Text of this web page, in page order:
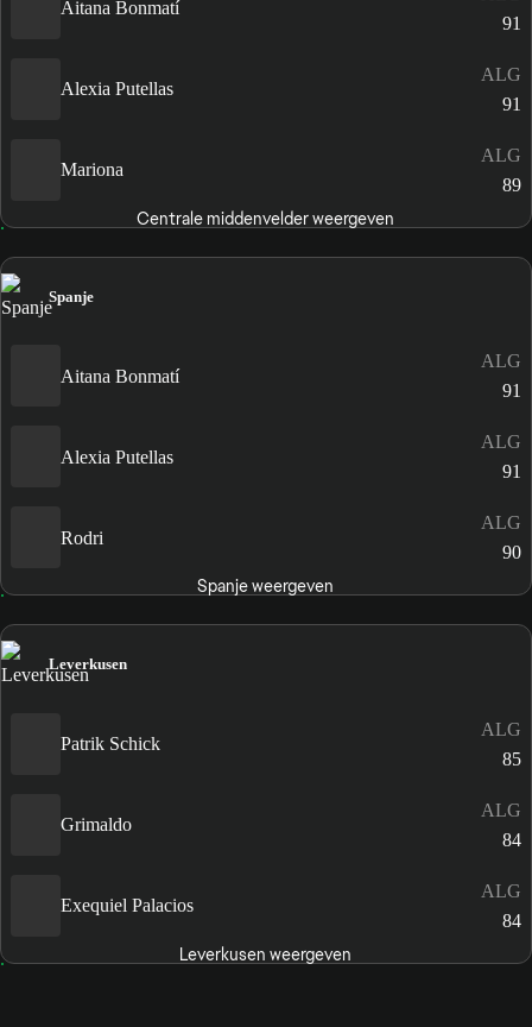
Aitana Bonmatí
91
Alexia Putellas
ALG
91
Mariona
ALG
89
Centrale middenvelder weergeven
Spanje
Aitana Bonmatí
ALG
91
Alexia Putellas
ALG
91
Rodri
ALG
90
Spanje weergeven
Leverkusen
Patrik Schick
ALG
85
Grimaldo
ALG
84
Exequiel Palacios
ALG
84
Leverkusen weergeven